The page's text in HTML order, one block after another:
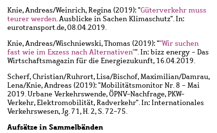
Knie, Andreas/Weinrich, Regina (2019): "Güterverkehr muss
teurer werden. Ausblicke in Sachen Klimaschutz". In:
eurotransport.de, 08.04.2019.
Knie, Andreas/Wischniewski, Thomas (2019): ""Wir suchen
fast wie im Exzess nach Alternativen"". In: bizz energy - Das
Wirtschaftsmagazin für die Energiezukunft, 16.04.2019.
Scherf, Christian/Ruhrort, Lisa/Bischof, Maximilian/Damrau,
Lena/Knie, Andreas (2019): "Mobilitätsmonitor Nr. 8 - Mai
2019. Urbane Verkehrswende, ÖPNV-Nachfrage, PKW-
Verkehr, Elektromobilität, Radverkehr". In: Internationales
Verkehrswesen, Jg. 71, H. 2, S. 72-75.
Aufsätze in Sammelbänden